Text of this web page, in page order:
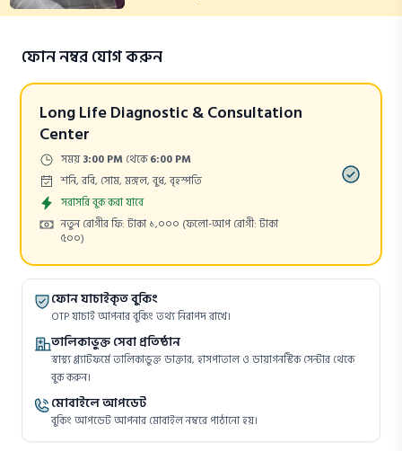
ফোন নম্বর যোগ করুন
Long Life Diagnostic & Consultation
Center
Time:সময়3:00 PM থেকে6:00 PM
Days:শনি, রবি, সোম, মঙ্গল, বুধ, বৃহস্পতি
Appointment
সরাসরি বুক করা যাবে
Cost:নতুন রোগীর ফি: টাকা ১,০০০ (ফলো-আপ রোগী: টাকা
৫০০)
ফোন যাচাইকৃত বুকিং
OTP যাচাই আপনার বুকিং তথ্য নিরাপদ রাখে।
তালিকাভুক্ত সেবা প্রতিষ্ঠান
স্বাস্থ্য প্ল্যাটফর্মে তালিকাভুক্ত ডাক্তার, হাসপাতাল ও ডায়াগনস্টিক সেন্টার থেকে
বুক করুন।
মোবাইলে আপডেট
বুকিং আপডেট আপনার মোবাইল নম্বরে পাঠানো হয়।